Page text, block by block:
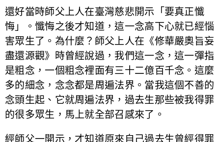
還好當時師父上人在臺灣慈悲開示「要真正懺
悔」。懺悔之後才知道，這一念高下心就已經惱
害眾生了。為什麼？師父上人在《修華嚴奧旨妄
盡還源觀》時曾經說過，我們這一念，這一彈指
是粗念，一個粗念裡面有三十二億百千念。這麼
多的細念，念念都是周遍法界。當我這個不善的
念頭生起、它就周遍法界，過去生那些被我得罪
的很多眾生，馬上就全部召感來了。
經師父一開示，才知道原來自己過去生曾經得罪